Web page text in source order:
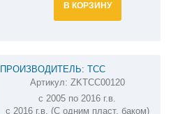
В КОРЗИНУ
ПРОИЗВОДИТЕЛЬ: ТСС
ЗАЩИТА РУЛЕВЫХ ТЯГ УАЗ PATRIOT
ZKTCC00120
Артикул: ZKTCC00120
с 2005 по 2016 г.в.
с 2016 г.в. (С одним пласт. баком)